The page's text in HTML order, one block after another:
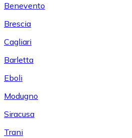
Benevento
Brescia
Cagliari
Barletta
Eboli
Modugno
Siracusa
Trani